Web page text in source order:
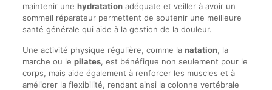
maintenir une hydratationadéquate et veiller à avoir un
sommeil réparateur permettent de soutenir une meilleure
santé générale qui aide à la gestion de la douleur.
Une activité physique régulière, comme la natation, la
marche ou le pilates, est bénéfique non seulement pour le
corps, mais aide également à renforcer les muscles et à
améliorer la flexibilité, rendant ainsi la colonne vertébrale